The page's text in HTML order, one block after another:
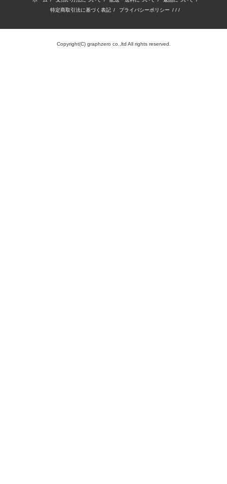
特定商取引法に基づく表記 / プライバシーポリシー / / /
Copyright(C) graphzero co.,ltd All rights reserved.